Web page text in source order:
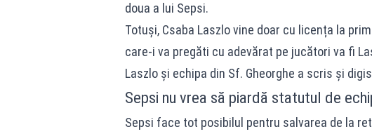
doua a lui Sepsi.
Totuși, Csaba Laszlo vine doar cu licența la
care-i va pregăti cu adevărat pe jucători va fi
Laszlo și echipa din Sf. Gheorghe a scris și
Sepsi nu vrea să piardă statutul de
Sepsi face tot posibilul pentru salvarea de la